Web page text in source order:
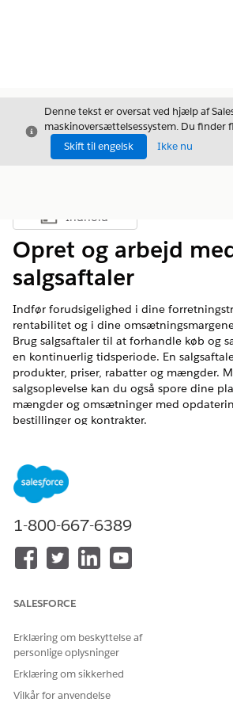
Luk
Denne tekst er oversat ved hjælp af
maskinoversættelsessystem. Du finder
Skift til engelsk
Ikke nu
Vis indholdsfortegnelse
Indhold
Opret og arbejd
salgsaftaler
Indfør forudsigelighed i dine
rentabilitet og i dine
Brug salgsaftaler til at forhandle køb og
en kontinuerlig tidsperiode. En
produkter, priser, rabatter og mængder.
salgsoplevelse kan du også spore dine
mængder og omsætninger med
bestillinger og kontrakter.
Tilgængelig i: Lightning Experience
Spor nøglemængde- og
omsætningsmetrikker for produkter
salgsaftale. Mens nogle metrikker
baseret på bestillinger og kontrakter,
værdier for andre.
Opret en salgsaftale
1-800-667-6389
SALESFORCE
Erklæring om beskyttelse af
personlige oplysninger
Erklæring om sikkerhed
Vilkår for anvendelse